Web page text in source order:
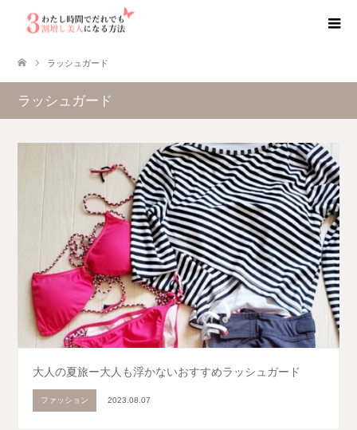
ラッシュガード
ラッシュガード
大人の夏旅ー大人も浮かないおすすめラッシュガード
ファッション 2023.08.07